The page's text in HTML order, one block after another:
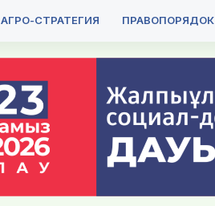
АГРО-СТРАТЕГИЯ ПРАВОПОРЯДОК